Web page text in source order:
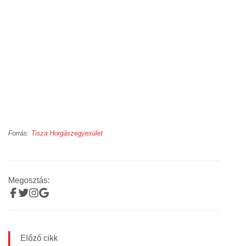
Forrás: Tisza Horgászegyesület
Megosztás:
Előző cikk